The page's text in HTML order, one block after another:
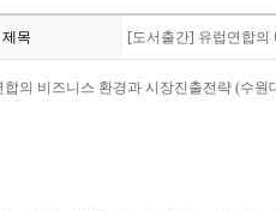
제목 [도서출간] 유럽연합의
합의 비즈니스 환경과 시장진출전략 (수원